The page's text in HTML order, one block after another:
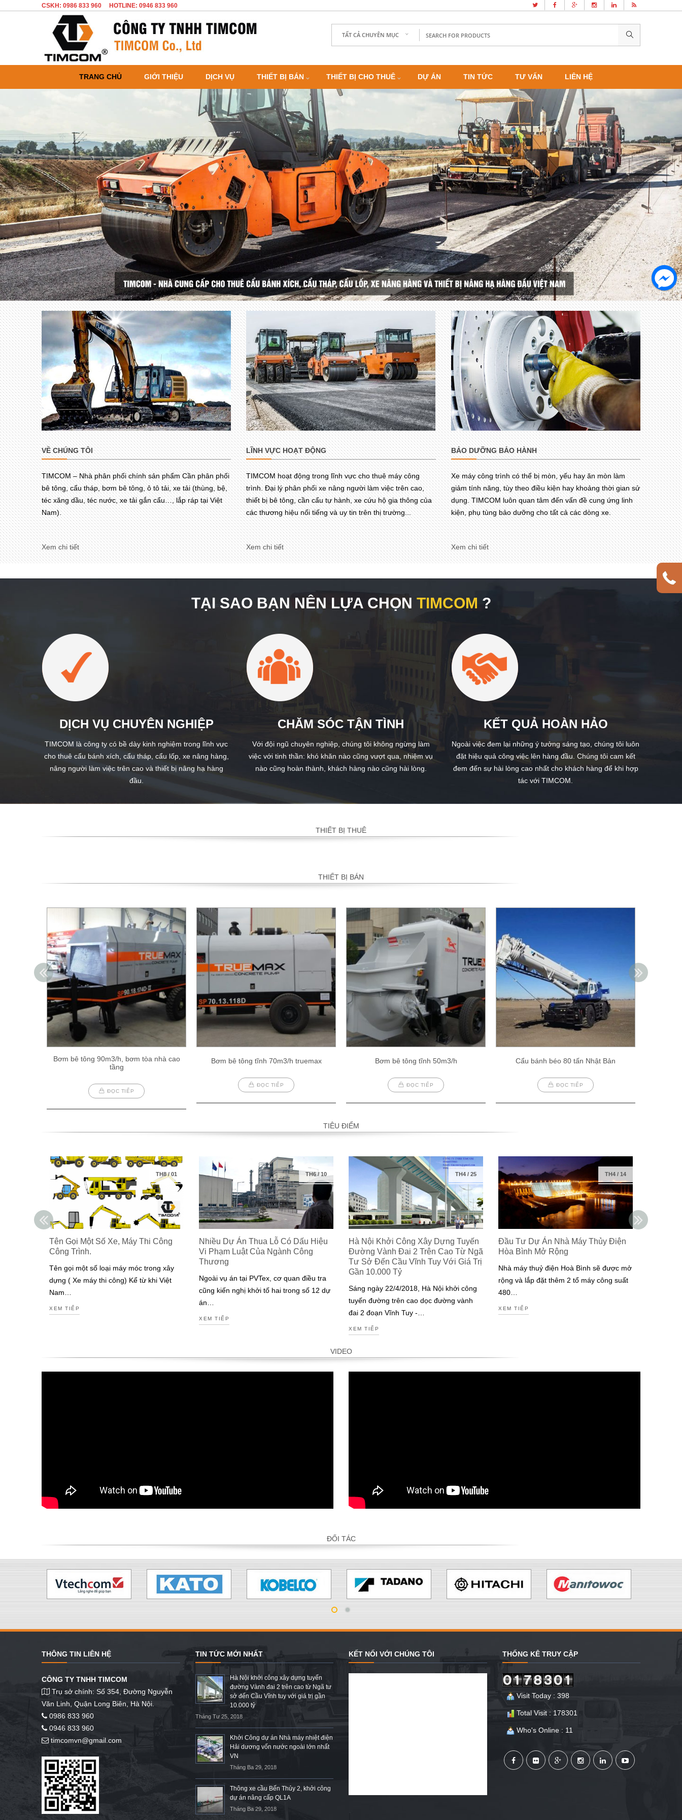
CSKH: 0986 833 960 HOTLINE: 0946 833 960
TẤT CẢ CHUYÊN MỤC
TRANG CHỦ GIỚI THIỆU DỊCH VỤ THIẾT BỊ BÁN THIẾT BỊ CHO THUÊ DỰ ÁN TIN TỨC TƯ VẤN LIÊN HỆ
VỀ CHÚNG TÔI
TIMCOM – Nhà phân phối chính sản phẩm Cần phân phối
bê tông, cẩu tháp, bơm bê tông, ô tô tải, xe tải (thùng, bệ,
téc xăng dầu, téc nước, xe tải gắn cẩu…, lắp ráp tại Việt
Nam).
Xem chi tiết
LĨNH VỰC HOẠT ĐỘNG
TIMCOM hoạt động trong lĩnh vực cho thuê máy công
trình. Đại lý phân phối xe nâng người làm việc trên cao,
thiết bị bê tông, cần cẩu tự hành, xe cứu hộ gia thông của
các thương hiệu nổi tiếng và uy tin trên thị trường...
Xem chi tiết
BẢO DƯỠNG BẢO HÀNH
Xe máy công trình có thể bị mòn, yếu hay ăn mòn làm
giảm tính năng, tùy theo điều kiện hay khoảng thời gian sử
dụng. TIMCOM luôn quan tâm đến vấn đề cung ứng linh
kiện, phụ tùng bảo dưỡng cho tất cả các dòng xe.
Xem chi tiết
TẠI SAO BẠN NÊN LỰA CHỌN TIMCOM ?
DỊCH VỤ CHUYÊN NGHIỆP
TIMCOM là công ty có bề dày kinh nghiệm trong lĩnh vực
cho thuê cẩu bánh xích, cẩu tháp, cẩu lốp, xe nâng hàng,
nâng người làm việc trên cao và thiết bị nâng hạ hàng
đầu.
CHĂM SÓC TẬN TÌNH
Với đội ngũ chuyên nghiệp, chúng tôi không ngừng làm
việc với tinh thần: khó khăn nào cũng vượt qua, nhiệm vụ
nào cũng hoàn thành, khách hàng nào cũng hài lòng.
KẾT QUẢ HOÀN HẢO
Ngoài việc đem lại những ý tưởng sáng tạo, chúng tôi luôn
đặt hiệu quả công việc lên hàng đầu. Chúng tôi cam kết
đem đến sự hài lòng cao nhất cho khách hàng để khi hợp
tác với TIMCOM.
THIẾT BỊ THUÊ
THIẾT BỊ BÁN
Bơm bê tông 90m3/h, bơm tòa nhà cao
tầng
ĐỌC TIẾP
Bơm bê tông tĩnh 70m3/h truemax
ĐỌC TIẾP
Bơm bê tông tĩnh 50m3/h
ĐỌC TIẾP
Cẩu bánh béo 80 tấn Nhật Bản
ĐỌC TIẾP
TIÊU ĐIỂM
TH8/01
Tên Gọi Một Số Xe, Máy Thi Công
Công Trình.
Tên gọi một số loại máy móc trong xây
dựng ( Xe máy thi công) Kể từ khi Việt
Nam…
XEM TIẾP
TH6/10
Nhiều Dự Án Thua Lỗ Có Dấu Hiệu
Vi Phạm Luật Của Ngành Công
Thương
Ngoài vụ án tại PVTex, cơ quan điều tra
cũng kiến nghị khởi tố hai trong số 12 dự
án…
XEM TIẾP
TH4 / 25
Hà Nội Khởi Công Xây Dựng Tuyến
Đường Vành Đai 2 Trên Cao Từ Ngã
Tư Sở Đến Cầu Vĩnh Tuy Với Giá Trị
Gần 10.000 Tỷ
Sáng ngày 22/4/2018, Hà Nội khởi công
tuyến đường trên cao dọc đường vành
đai 2 đoạn Vĩnh Tuy -…
XEM TIẾP
TH4 / 14
Đầu Tư Dự Án Nhà Máy Thủy Điện
Hòa Bình Mở Rộng
Nhà máy thuỷ điện Hoà Bình sẽ được mở
rộng và lắp đặt thêm 2 tổ máy công suất
480…
XEM TIẾP
VIDEO
ĐỐI TÁC
THÔNG TIN LIÊN HỆ
CÔNG TY TNHH TIMCOM
Trụ sở chính: Số 354, Đường Nguyễn
Văn Linh, Quận Long Biên, Hà Nội.
0986 833 960
0946 833 960
timcomvn@gmail.com
TIN TỨC MỚI NHẤT
Hà Nội khởi công xây dựng tuyến
đường Vành đai 2 trên cao từ Ngã tư
sở đến Cầu Vĩnh tuy với giá trị gần
10.000 tỷ
Tháng Tư 25, 2018
Khởi Công dự án Nhà máy nhiệt điện
Hải dương vốn nước ngoài lớn nhất
VN
Tháng Ba 29, 2018
Thông xe cầu Bến Thủy 2, khởi công
dự án nâng cấp QL1A
Tháng Ba 29, 2018
KẾT NỐI VỚI CHÚNG TÔI THỐNG KÊ TRUY CẬP
Visit Today : 398
Total Visit : 178301
Who's Online : 11